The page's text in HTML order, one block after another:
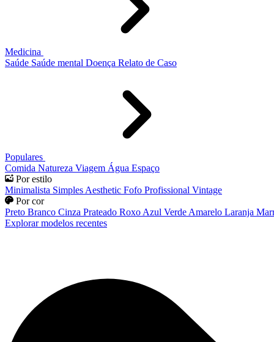
Medicina
Saúde Saúde mental Doença Relato de Caso
Populares
Comida Natureza Viagem Água Espaço
Por estilo
Minimalista Simples Aesthetic Fofo Profissional Vintage
Por cor
Preto Branco Cinza Prateado Roxo Azul Verde Amarelo Laranja
Explorar modelos recentes